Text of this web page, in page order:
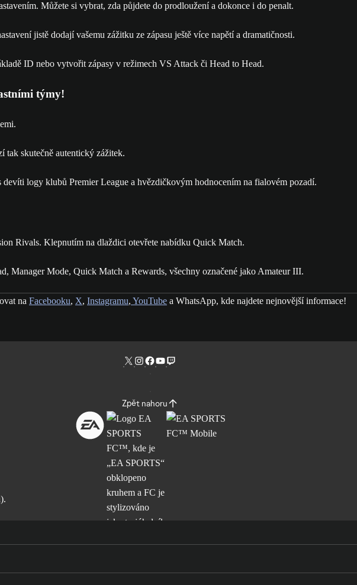
Můžete si vybrat, zda půjdete do prodloužení a dokonce i do penalt.
jistě dodají vašemu zážitku ze zápasu ještě více napětí a dramatičnosti.
týmy!
tak skutečně autentický zážitek.
Rivals. Klepnutím na dlaždici otevřete nabídku Quick Match.
na Facebooku, X, Instagramu, YouTube a WhatsApp, kde najdete nejnovější informace!
Zpět nahoru